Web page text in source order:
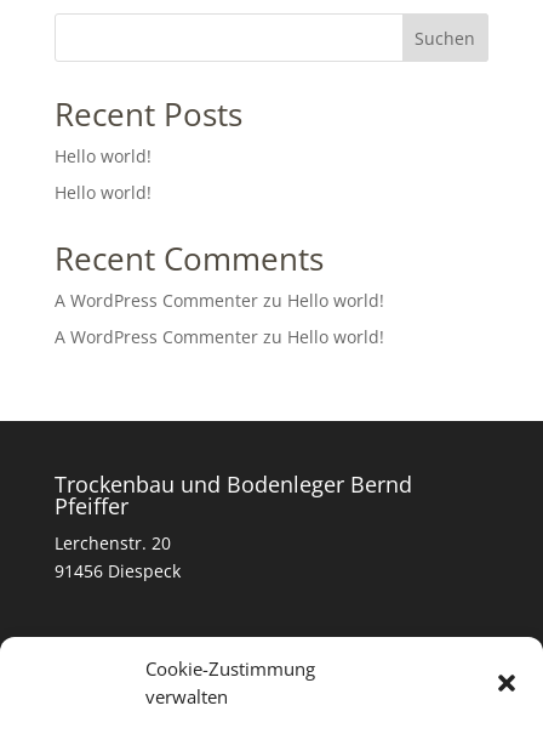
Cookie-Zustimmung
verwalten
Suchen
Recent Posts
Hello world!
Hello world!
Recent Comments
A WordPress Commenterzu Hello world!
A WordPress Commenterzu Hello world!
Trockenbau und Bodenleger Bernd
Pfeiffer
Lerchenstr. 20
91456 Diespeck
Kontakt
0179- 39 56 246
info@firma-bernd-pfeiffer.de